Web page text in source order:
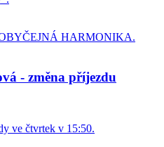
HARMONIKA.
- změna příjezdu
ve čtvrtek v 15:50.